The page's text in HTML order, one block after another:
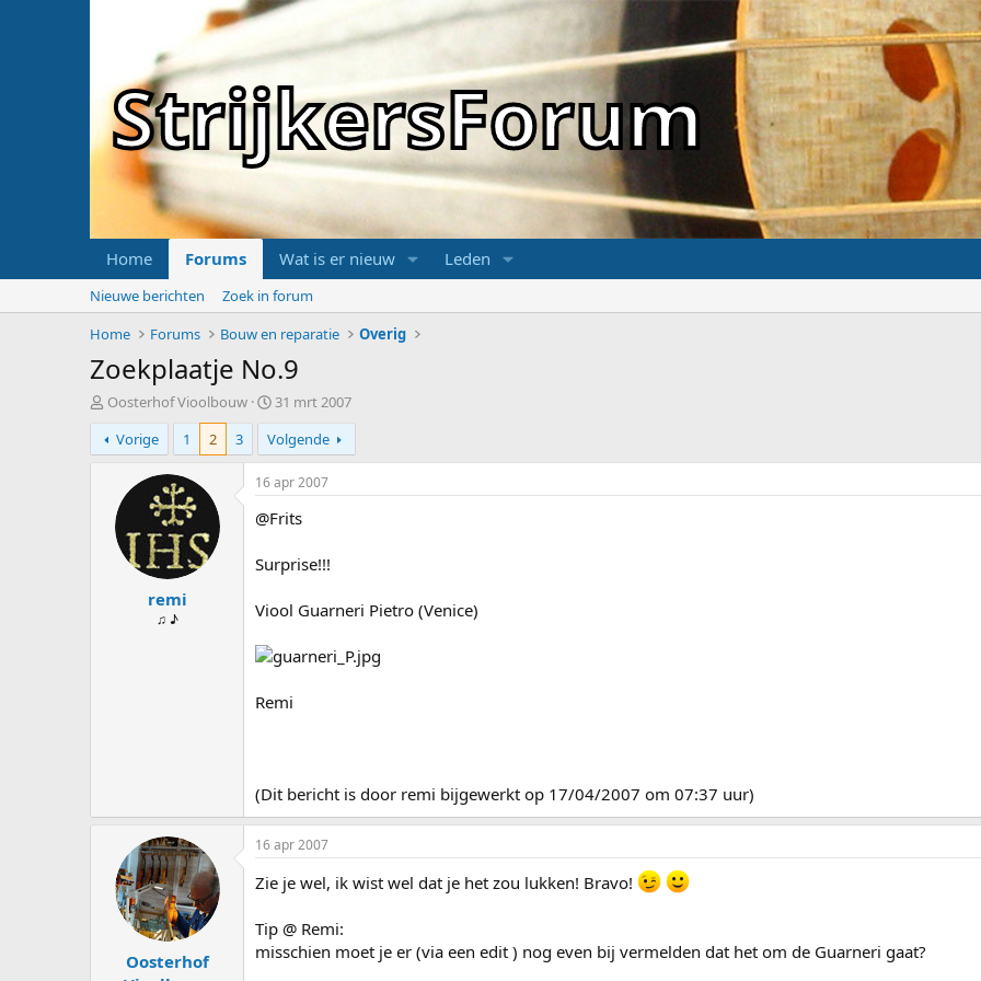
StrijkersForum
Home Forums Wat is er nieuw Leden
Nieuwe berichten
Zoek in forum
Home
Forums Bouw en reparatie Overig
Zoekplaatje No.9
T
o
p
i
Oosterhof Vioolbouw
S
t
a
r
t
d
a
u
m
31 mrt 2007
Vorige
1 2 3 Volgende
remi
♫ ♪
16 apr 2007
@Frits
Surprise!!!
Viool Guarneri Pietro (Venice)
Remi
(Dit bericht is door remi bijgewerkt op 17/04/2007 om 07:37 uur)
Oosterhof
16 apr 2007
Zie je wel, ik wist wel dat je het zou lukken! Bravo!
Tip @ Remi:
misschien moet je er (via een edit ) nog even bij vermelden dat het om de Guarneri gaat?